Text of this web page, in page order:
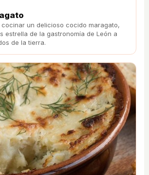
un delicioso cocido maragato,
estrella de la gastronomía de León a
de la tierra.